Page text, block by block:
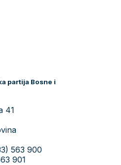
partija Bosne i
41
563 900
901